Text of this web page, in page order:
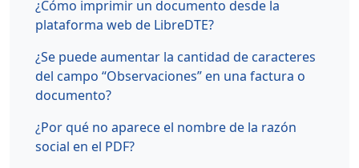
¿Cómo imprimir un documento desde la
plataforma web de LibreDTE?
¿Se puede aumentar la cantidad de caracteres
del campo “Observaciones” en una factura o
documento?
¿Por qué no aparece el nombre de la razón
social en el PDF?